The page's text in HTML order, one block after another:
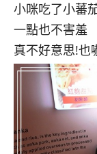
小咪吃了小蕃
一點也不害羞
真不好意思!也